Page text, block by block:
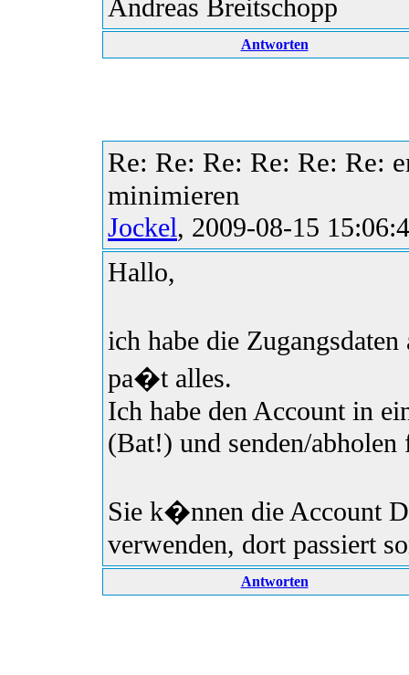
Andreas Breitschopp
Antworten
Re: Re: Re: Re: Re: Re:
minimieren
Jockel, 2009-08-15
Hallo,
ich habe die
pa�t alles.
Ich habe den Account in
(Bat!) und senden/
Sie k�nnen die Account
verwenden, dort passiert
Antworten